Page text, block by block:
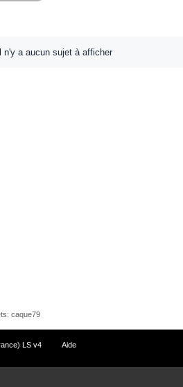
Il n'y a aucun sujet à afficher
caque79
LS v4 Aide